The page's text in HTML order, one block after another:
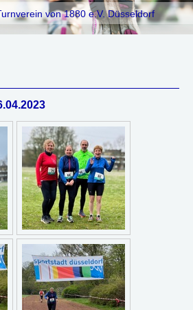
von 1880 e.V. Düsseldorf